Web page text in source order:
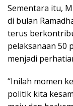
Sementara itu,
di bulan
terus
pelaksanaan 50
menjadi
“Inilah momen
politik kita